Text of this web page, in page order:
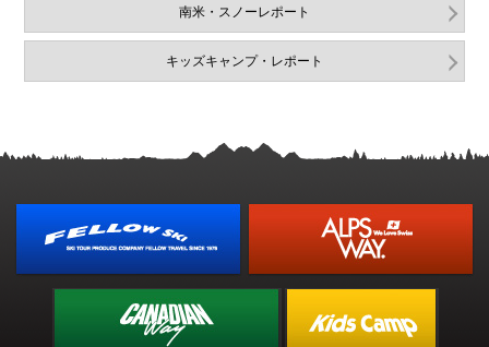
南米・スノーレポート
キッズキャンプ・レポート